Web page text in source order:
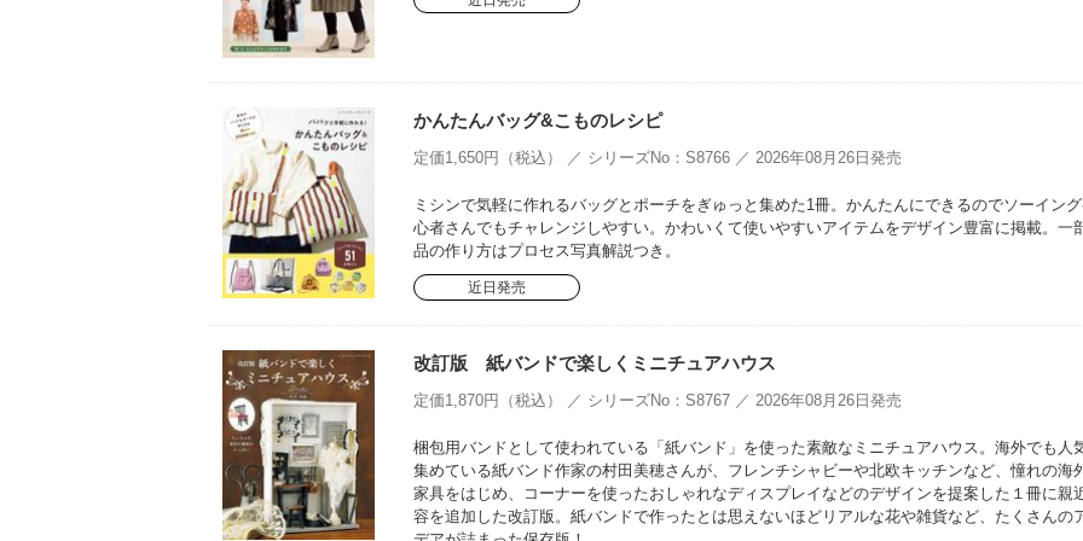
かんたんバッグ&こものレシピ
定価1,650円（税込） ／ シリーズNo：S8766 ／ 2026年08月26日発売
ミシンで気軽に作れるバッグとポーチをぎゅっと集めた1冊。かんたんにできるのでソーイン
心者さんでもチャレンジしやすい。かわいくて使いやすいアイテムをデザイン豊富に掲載。一
品の作り方はプロセス写真解説つき。
近日発売
改訂版 紙バンドで楽しくミニチュアハウス
定価1,870円（税込） ／ シリーズNo：S8767 ／ 2026年08月26日発売
梱包用バンドとして使われている「紙バンド」を使った素敵なミニチュアハウス。海外でも人
集めている紙バンド作家の村田美穂さんが、フレンチシャビーや北欧キッチンなど、憧れの海
家具をはじめ、コーナーを使ったおしゃれなディスプレイなどのデザインを提案した１冊に親
容を追加した改訂版。紙バンドで作ったとは思えないほどリアルな花や雑貨など、たくさんの